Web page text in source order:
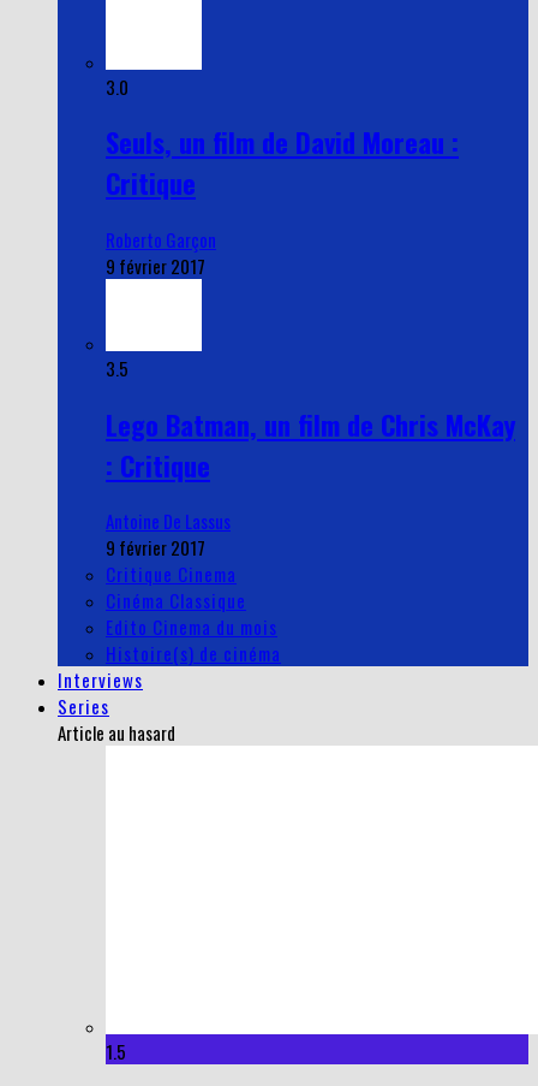
3.0
Seuls, un film de David Moreau :
Critique
Roberto Garçon
9 février 2017
3.5
Lego Batman, un film de Chris McKay
: Critique
Antoine De Lassus
9 février 2017
Critique Cinema
Cinéma Classique
Edito Cinema du mois
Histoire(s) de cinéma
Interviews
Series
Article au hasard
1.5